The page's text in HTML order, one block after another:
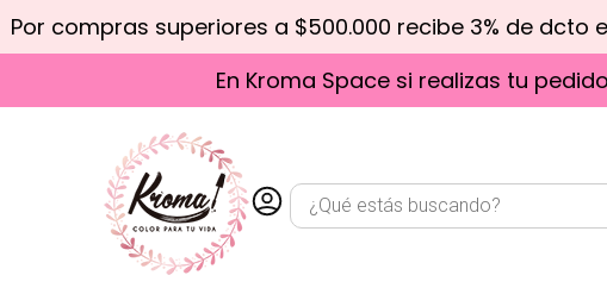
Por compras superiores a $500.000 recibe 3% de
En Kroma Space si realizas tu